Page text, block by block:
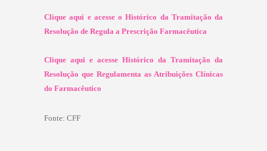
Clique aqui e acesse o Histórico da Tramitação da
Resolução de Regula a Prescrição Farmacêutica
Clique aqui e acesse Histórico da Tramitação da
Resolução que Regulamenta as Atribuições Clínicas
do Farmacêutico
Fonte: CFF